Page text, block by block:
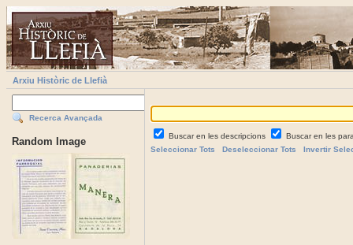
Arxiu Històric de Llefià
Recerca Avançada
Random Image Buscar en les descripcions
Buscar en les
Seleccionar Tots
Deseleccionar Tots Invertir